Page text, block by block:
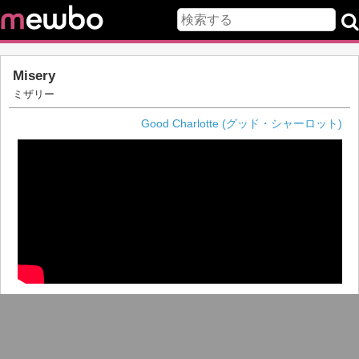
Misery
ミザリー
Good Charlotte (グッド・シャーロット)